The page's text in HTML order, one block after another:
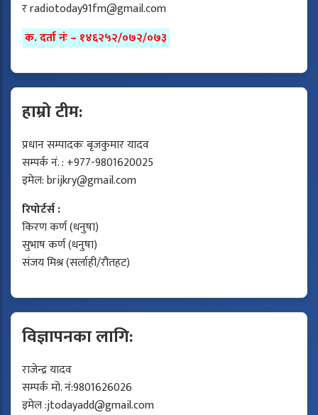
रradiotoday91fm@gmail.com
क. दर्ता नंः – १४६२५२/०७२/०७३
हाम्रो टीम:
प्रधान सम्पादकः बृजकुमार यादव
सम्पर्क नं. : +977-9801620025
इमेल:brijkry@gmail.com
रिपोर्टर्स :
किरण कर्ण (धनुषा)
सुभाष कर्ण (धनुषा)
संजय मिश्र (सर्लाही/रौतहट)
विज्ञापनका लागि:
राजेन्द्र यादव
सम्पर्क मो. नं:9801626026
इमेल :jtodayadd@gmail.com